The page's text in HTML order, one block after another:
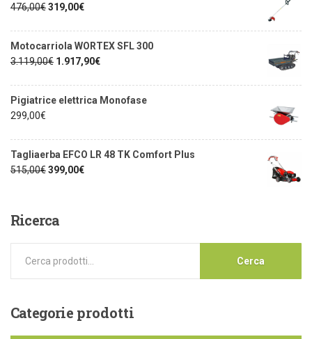
476,00€319,00€
Motocarriola WORTEX SFL 300
3.119,00€ 1.917,90€
Pigiatrice elettrica Monofase
299,00€
Tagliaerba EFCO LR 48 TK Comfort Plus
515,00€399,00€
Ricerca
Cerca
Categorieprodotti